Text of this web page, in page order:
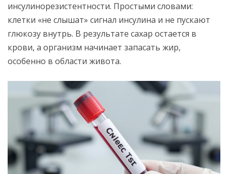
инсулинорезистентности. Простыми словами:
клетки «не слышат» сигнал инсулина и не пускают
глюкозу внутрь. В результате сахар остается в
крови, а организм начинает запасать жир,
особенно в области живота.